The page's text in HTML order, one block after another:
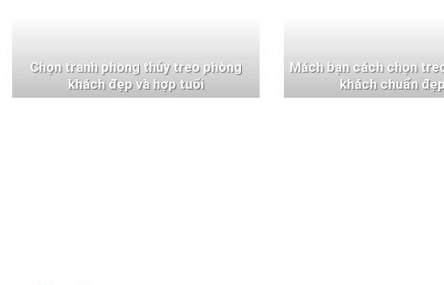
Chọn tranh phong thủy treo phòng
khách đẹp và hợp tuổi
Mách bạn cách chọn
khách chuẩn